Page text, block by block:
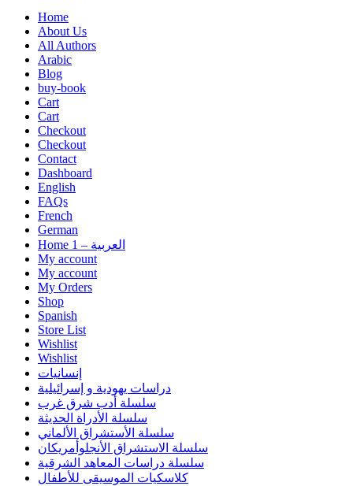
Home
About Us
All Authors
Arabic
Blog
buy-book
Cart
Cart
Checkout
Checkout
Contact
Dashboard
English
FAQs
French
German
Home 1 – العربية
My account
My account
My Orders
Shop
Spanish
Store List
Wishlist
Wishlist
إنسانيات
دراسات يهودية و إسرائيلية
سلسلة أدب شرق غرب
سلسلة الأدراة الحديثة
سلسلة الأستشراق الألماني
سلسلة الاستشراق الأنجلوأمريكان
سلسلة دراسات المعاهد الشرقية
كلاسكيات الموسيقى للأطفال